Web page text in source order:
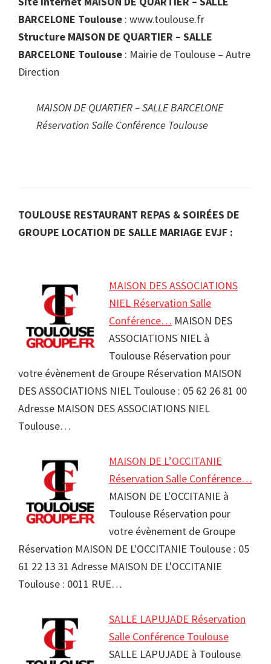
BARCELONE Toulouse : www.toulouse.fr
Structure MAISON DE QUARTIER – SALLE
BARCELONE Toulouse : Mairie de Toulouse – Autre
Direction
MAISON DE QUARTIER – SALLE BARCELONE
Réservation Salle Conférence Toulouse
TOULOUSE RESTAURANT REPAS & SOIRÉES DE
GROUPE LOCATION DE SALLE MARIAGE EVJF :
MAISON DES ASSOCIATIONS
NIEL Réservation Salle
Conférence… MAISON DES
ASSOCIATIONS NIEL à
Toulouse Réservation pour
votre évènement de Groupe Réservation MAISON
DES ASSOCIATIONS NIEL Toulouse : 05 62 26 81 00
Adresse MAISON DES ASSOCIATIONS NIEL
Toulouse…
MAISON DE L’OCCITANIE
Réservation Salle Conférence…
MAISON DE L'OCCITANIE à
Toulouse Réservation pour
votre évènement de Groupe
Réservation MAISON DE L'OCCITANIE Toulouse : 05
61 22 13 31 Adresse MAISON DE L'OCCITANIE
Toulouse : 0011 RUE…
SALLE LAPUJADE Réservation
Salle Conférence Toulouse
SALLE LAPUJADE à Toulouse